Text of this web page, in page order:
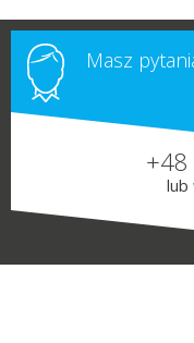
Masz
lub